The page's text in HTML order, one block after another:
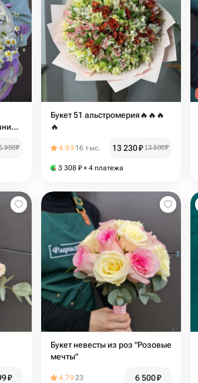
о
950₽
Букет 51 альстромерия🔥🔥🔥
🔥
4.93 16 тыс. 13 230₽ 13 500₽
3 308 ₽ × 4 платежа
₽
Букет невесты из роз "Розовые
мечты"
4.7923 6 500₽